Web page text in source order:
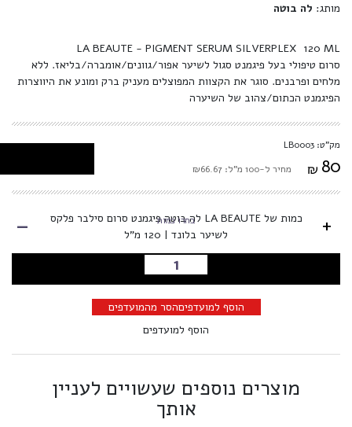
מותג: לה בוטה
LA BEAUTE - PIGMENT SERUM SILVERPLEX 120 ML
סרום טיפולי בעל פיגמנט סגול לשיער אפור/גוונים/אומברה/בליאז. ללא
מלחים ופרבנים. סוגר את הקצוות המפוצלים מעניק ברק ומונע את היווצרות
הפיגמנט הכתום/צהוב של השיערה
מק"ט: LB0003
₪ 80 מחיר ל-100 מ"ל: ₪66.67
+
כמות של LA BEAUTE לה בוטה פיגמנט סרום סילבר פלקס
לשיער בלונד | 120 מ"ל
בחרו כמות -
הוספה לסל
הוסף למועדפיםהסר מהמועדפים
הוסף למועדפים
מוצרים נוספים שעשויים לעניין
אותך